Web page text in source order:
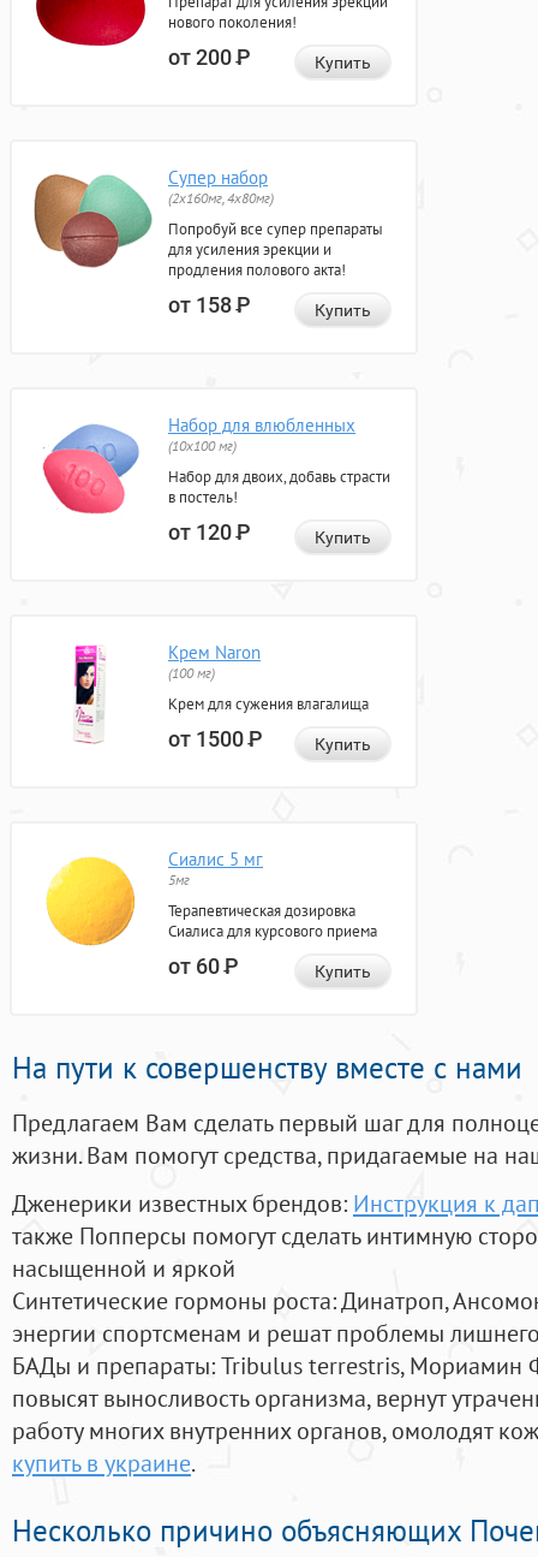
нового поколения!
от 200Р Купить
Супер набор
(2х160мг, 4х80мг)
Попробуй все супер препараты
для усиления эрекции и
продления полового акта!
от 158Р Купить
Набор для влюбленных
(10х100 мг)
Набор для двоих, добавь страсти
в постель!
от 120Р Купить
Крем Naron
(100 мг)
Крем для сужения влагалища
от 1500Р Купить
Сиалис 5 мг
5мг
Терапевтическая дозировка
Сиалиса для курсового приема
от 60Р Купить
На пути к совершенству вместе с нами
Предлагаем Вам сделать первый шаг для
жизни. Вам помогут средства, придагаемые на
Дженерики известных брендов: Инструкция к
также Попперсы помогут сделать интимную
насыщенной и яркой
Синтетические гормоны роста: Динатроп,
энергии спортсменам и решат проблемы
БАДы и препараты:Tribulus terrestris, Мориамин
повысят выносливость организма, вернут
работу многих внутренних органов, омолодят
купить в украине.
Несколько причино объясняющих